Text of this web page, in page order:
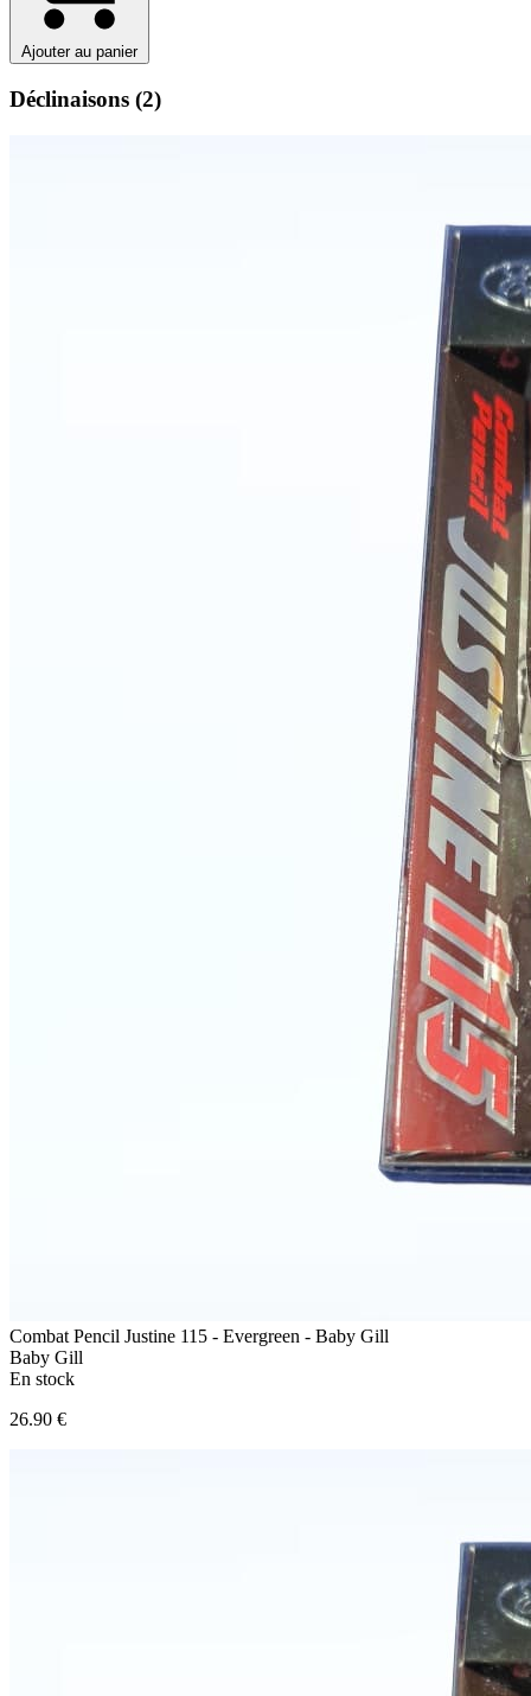
Ajouter au panier
Déclinaisons (2)
Combat Pencil Justine 115 - Evergreen - Baby Gill
Baby Gill
En stock
26.90 €